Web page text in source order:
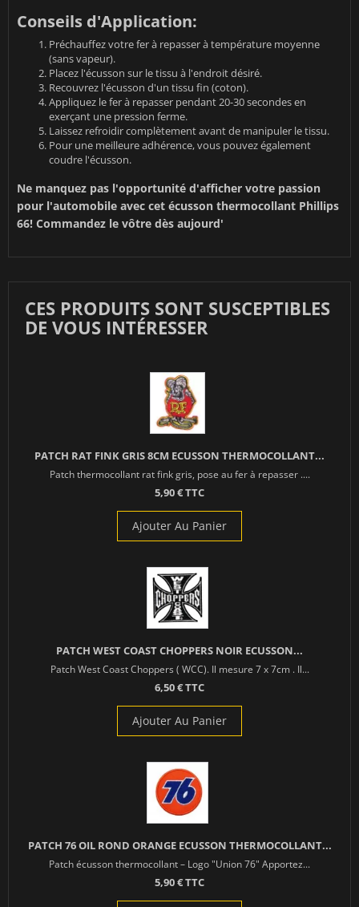
Conseils d'Application:
Préchauffez votre fer à repasser à température moyenne
(sans vapeur).
Placez l'écusson sur le tissu à l'endroit désiré.
Recouvrez l'écusson d'un tissu fin (coton).
Appliquez le fer à repasser pendant 20-30 secondes en
exerçant une pression ferme.
Laissez refroidir complètement avant de manipuler le tissu.
Pour une meilleure adhérence, vous pouvez également
coudre l'écusson.
Ne manquez pas l'opportunité d'afficher votre passion
pour l'automobile avec cet écusson thermocollant Phillips
66! Commandez le vôtre dès aujourd'
CES PRODUITS SONT SUSCEPTIBLES
DE VOUS INTÉRESSER
PATCH RAT FINK GRIS 8CM ECUSSON THERMOCOLLANT...
Patch thermocollant rat fink gris, pose au fer à repasser ....
5,90 € TTC
Ajouter Au Panier
PATCH WEST COAST CHOPPERS NOIR ECUSSON...
Patch West Coast Choppers ( WCC). Il mesure 7 x 7cm . Il...
6,50 € TTC
Ajouter Au Panier
PATCH 76 OIL ROND ORANGE ECUSSON THERMOCOLLANT...
Patch écusson thermocollant – Logo "Union 76" Apportez...
5,90 € TTC